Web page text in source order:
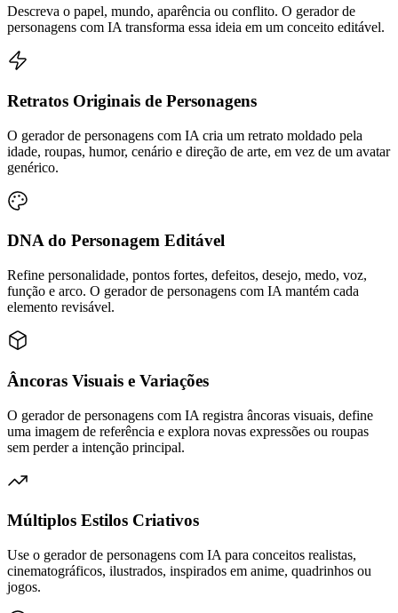
Descreva o papel, mundo, aparência ou conflito. O gerador de
personagens com IA transforma essa ideia em um conceito editável.
Retratos Originais de Personagens
O gerador de personagens com IA cria um retrato moldado pela
idade, roupas, humor, cenário e direção de arte, em vez de um avatar
genérico.
DNA do Personagem Editável
Refine personalidade, pontos fortes, defeitos, desejo, medo, voz,
função e arco. O gerador de personagens com IA mantém cada
elemento revisável.
Âncoras Visuais e Variações
O gerador de personagens com IA registra âncoras visuais, define
uma imagem de referência e explora novas expressões ou roupas
sem perder a intenção principal.
Múltiplos Estilos Criativos
Use o gerador de personagens com IA para conceitos realistas,
cinematográficos, ilustrados, inspirados em anime, quadrinhos ou
jogos.